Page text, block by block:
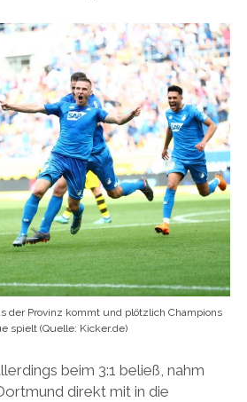
der Provinz kommt und plötzlich Champions
spielt (Quelle: Kicker.de)
beim 3:1 beließ, nahm
direkt mit in die